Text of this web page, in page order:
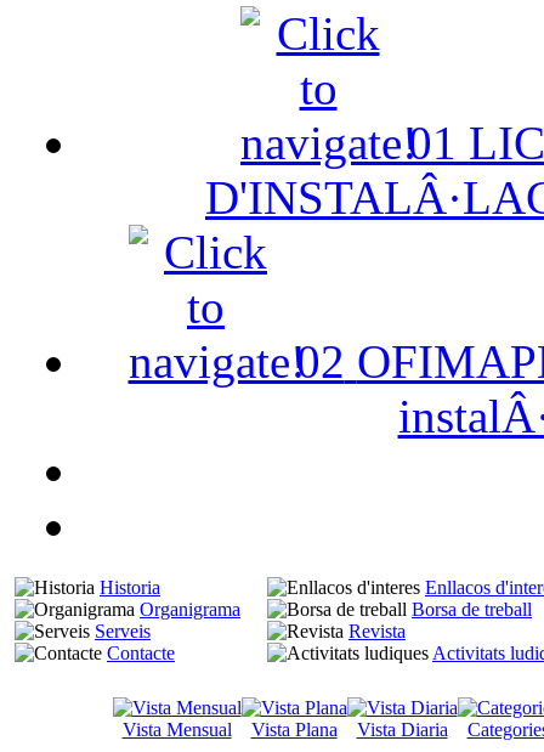
01
02
Historia
Organigrama
Serveis
Contacte
Enllacos
Borsa de treball
Revista
Activitats
Vista Mensual Vista Plana Vista Diaria